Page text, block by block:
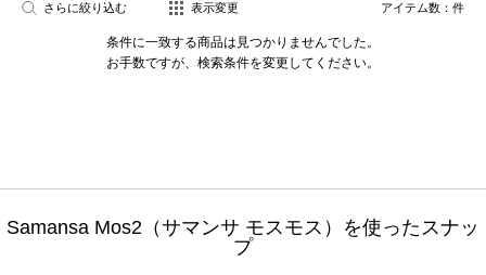
さらに絞り込む 表示変更 アイテム数： 件
条件に一致する商品は見つかりませんでした。
お手数ですが、検索条件を変更してください。
Samansa Mos2（サマンサ モスモス）を使ったスナッ
プ